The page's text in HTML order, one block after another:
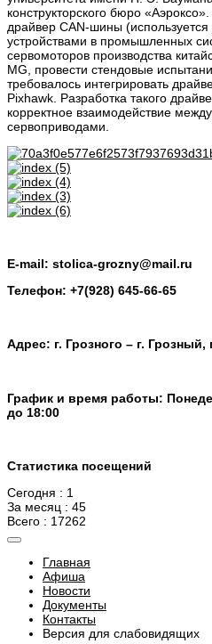
конструкторского бюро
драйвер CAN-шины
устройствами в промышленных
сервомоторов производства
MG, провести стендовые
требовалось интегрировать
Pixhawk. Разработка такого
корректное взаимодействие
сервоприводами.
E-mail: stolica-grozny@mail.ru
Телефон: +7(928) 645-66-65
Адрес: г. Грозного – г.
График и время работы:
до 18:00
Статистика посещений
Сегодня : 1
За месяц : 45
Всего : 17262
Главная
Афиша
Новости
Документы
Контакты
Версия для слабовидящих